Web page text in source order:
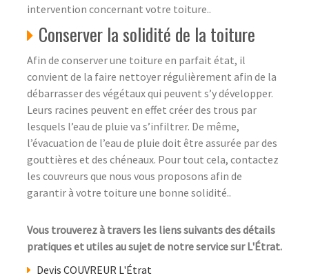
intervention concernant votre toiture..
Conserver la solidité de la toiture
Afin de conserver une toiture en parfait état, il
convient de la faire nettoyer régulièrement afin de la
débarrasser des végétaux qui peuvent s’y développer.
Leurs racines peuvent en effet créer des trous par
lesquels l’eau de pluie va s’infiltrer. De même,
l’évacuation de l’eau de pluie doit être assurée par des
gouttières et des chéneaux. Pour tout cela, contactez
les couvreurs que nous vous proposons afin de
garantir à votre toiture une bonne solidité..
Vous trouverez à travers les liens suivants des détails
pratiques et utiles au sujet de notre service sur L'Étrat.
Devis COUVREUR L'Étrat